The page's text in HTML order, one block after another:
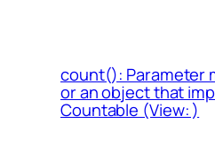
count(): Parameter
or an object that
Countable (View: )